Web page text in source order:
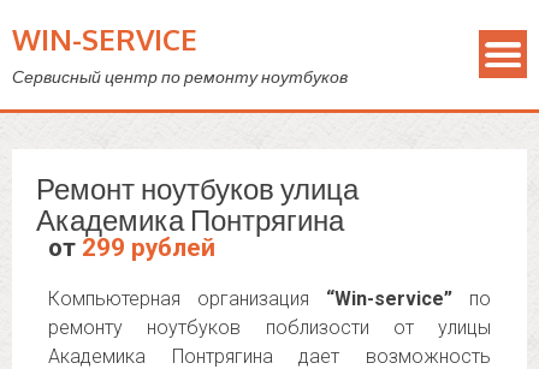
WIN-SERVICE
Сервисный центр по ремонту ноутбуков
Ремонт ноутбуков улица
Академика Понтрягина
от 299 рублей
Компьютерная организация “Win-service” по
ремонту ноутбуков поблизости от улицы
Академика Понтрягина дает возможность